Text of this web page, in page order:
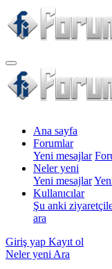
Ana sayfa
Forumlar
Yeni mesajlar
Neler yeni
Yeni mesajlar
Kullanıcılar
Şu anki
ara
Giriş yap Kayıt ol
Neler yeni Ara